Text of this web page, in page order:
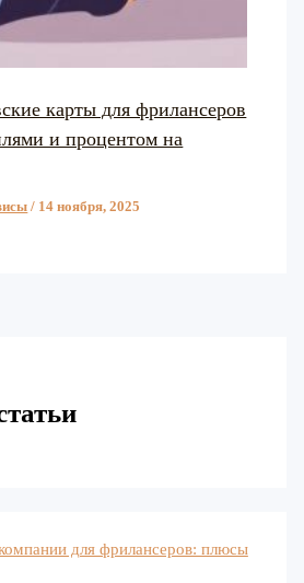
карты для фрилансеров
и процентом на
/ 14 ноября, 2025
для фрилансеров: плюсы